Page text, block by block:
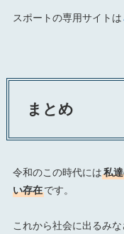
スポートの専用サイトは
まとめ
令和のこの時代には私
い存在です。
これから社会に出るみ